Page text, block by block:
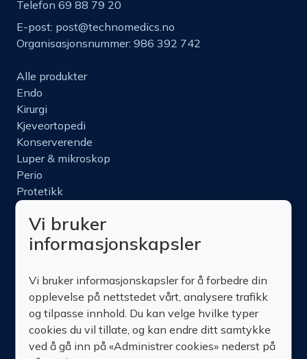
Telefon 69 88 79 20
E-post: post@technomedics.no
Organisasjonsnummer: 986 392 742
Alle produkter
Endo
Kirurgi
Kjeveortopedi
Konserverende
Luper & mikroskop
Perio
Protetikk
Roterende
Nettbutikk
Produktinfo
Om oss
Kontakt oss
Vi bruker
informasjonskapsler
Vi bruker informasjonskapsler for å forbedre din
opplevelse på nettstedet vårt, analysere trafikk
og tilpasse innhold. Du kan velge hvilke typer
cookies du vil tillate, og kan endre ditt samtykke
ved å gå inn på «Administrer cookies» nederst på